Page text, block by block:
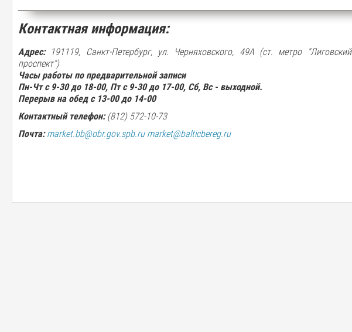
Контактная информация:
Адрес:191119, Санкт-Петербург, ул. Черняховского, 49А (ст. метро "Лиговский
проспект")
Часы работы по предварительной записи
Пн-Чт с 9-30 до 18-00, Пт с 9-30 до 17-00, Сб, Вс - выходной.
Перерыв на обед с 13-00 до 14-00
Контактный телефон:(812) 572-10-73
Почта: market.bb@obr.gov.spb.ru market@balticbereg.ru